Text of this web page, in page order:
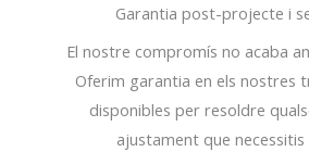
Garantia post-projecte i
El nostre compromís no acaba
Oferim garantia en els nostres
disponibles per resoldre
ajustament que necessitis